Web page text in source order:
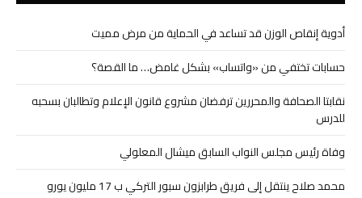
أدوية إنقاص الوزن قد تساعد في الحماية من مرض مميت
حسابات تختفي من «واتساب» بشكل غامض… ما القصة؟
نقابتا الصحافة والمحررين ترفضان مشروع قانون الإعلام وتطالبان بسحبه
للدرس
وفاة رئيس مجلس النواب السابق ميشال المعلولي
محمد صلاح ينتقل إلى فريق طرابزون سبور التركي ب 17 مليون يورو